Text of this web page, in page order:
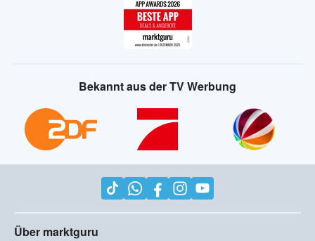
Bekannt aus der TV Werbung
Über marktguru